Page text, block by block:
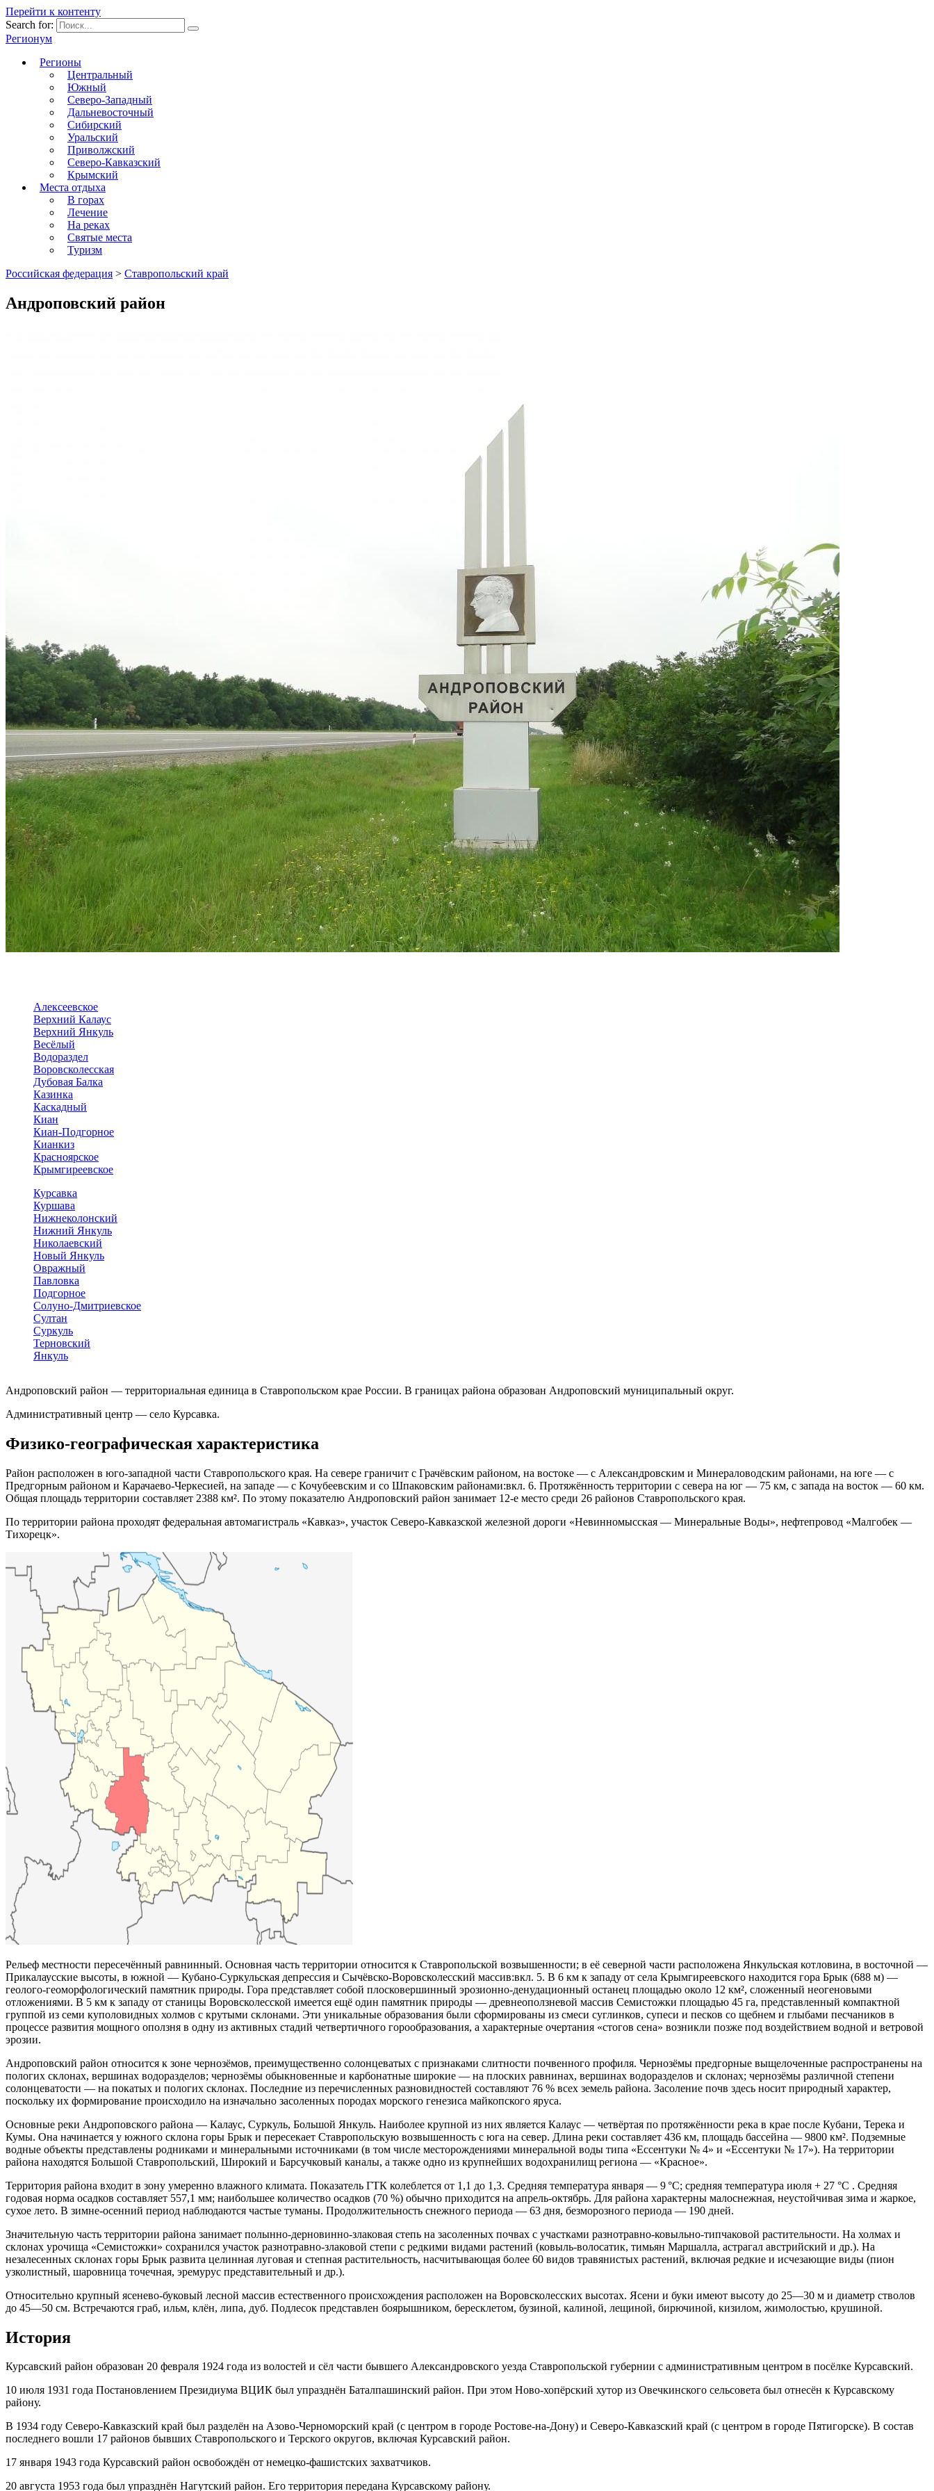
Перейти к контенту
Search for:
Регионум
Регионы
Центральный
Южный
Северо-Западный
Дальневосточный
Сибирский
Уральский
Приволжский
Северо-Кавказский
Крымский
Места отдыха
В горах
Лечение
На реках
Святые места
Туризм
Российская федерация > Ставропольский край
Андроповский район
Алексеевское
Верхний Калаус
Верхний Янкуль
Весёлый
Водораздел
Воровсколесская
Дубовая Балка
Казинка
Каскадный
Киан
Киан-Подгорное
Кианкиз
Красноярское
Крымгиреевское
Курсавка
Куршава
Нижнеколонский
Нижний Янкуль
Николаевский
Новый Янкуль
Овражный
Павловка
Подгорное
Солуно-Дмитриевское
Султан
Суркуль
Терновский
Янкуль
Андроповский район — территориальная единица в Ставропольском крае России. В границах района образован Андроповский муниципальный округ.
Административный центр — село Курсавка.
Физико-географическая характеристика
Район расположен в юго-западной части Ставропольского края. На севере граничит с Грачёвским районом, на востоке — с Александровским и Минераловодским районами, на юге — с
Предгорным районом и Карачаево-Черкесией, на западе — с Кочубеевским и со Шпаковским районами:вкл. 6. Протяжённость территории с севера на юг — 75 км, с запада на восток — 60 км.
Общая площадь территории составляет 2388 км². По этому показателю Андроповский район занимает 12-е место среди 26 районов Ставропольского края.
По территории района проходят федеральная автомагистраль «Кавказ», участок Северо-Кавказской железной дороги «Невинномысская — Минеральные Воды», нефтепровод «Малгобек —
Тихорецк».
Рельеф местности пересечённый равнинный. Основная часть территории относится к Ставропольской возвышенности; в её северной части расположена Янкульская котловина, в восточной —
Прикалаусские высоты, в южной — Кубано-Суркульская депрессия и Сычёвско-Воровсколесский массив:вкл. 5. В 6 км к западу от села Крымгиреевского находится гора Брык (688 м) —
геолого-геоморфологический памятник природы. Гора представляет собой плосковершинный эрозионно-денудационный останец площадью около 12 км², сложенный неогеновыми
отложениями. В 5 км к западу от станицы Воровсколесской имеется ещё один памятник природы — древнеоползневой массив Семистожки площадью 45 га, представленный компактной
группой из семи куполовидных холмов с крутыми склонами. Эти уникальные образования были сформированы из смеси суглинков, супеси и песков со щебнем и глыбами песчаников в
процессе развития мощного оползня в одну из активных стадий четвертичного горообразования, а характерные очертания «стогов сена» возникли позже под воздействием водной и ветровой
эрозии.
Андроповский район относится к зоне чернозёмов, преимущественно солонцеватых с признаками слитности почвенного профиля. Чернозёмы предгорные выщелоченные распространены на
пологих склонах, вершинах водоразделов; чернозёмы обыкновенные и карбонатные широкие — на плоских равнинах, вершинах водоразделов и склонах; чернозёмы различной степени
солонцеватости — на покатых и пологих склонах. Последние из перечисленных разновидностей составляют 76 % всех земель района. Засоление почв здесь носит природный характер,
поскольку их формирование происходило на изначально засоленных породах морского генезиса майкопского яруса.
Основные реки Андроповского района — Калаус, Суркуль, Большой Янкуль. Наиболее крупной из них является Калаус — четвёртая по протяжённости река в крае после Кубани, Терека и
Кумы. Она начинается у южного склона горы Брык и пересекает Ставропольскую возвышенность с юга на север. Длина реки составляет 436 км, площадь бассейна — 9800 км². Подземные
водные объекты представлены родниками и минеральными источниками (в том числе месторождениями минеральной воды типа «Ессентуки № 4» и «Ессентуки № 17»). На территории
района находятся Большой Ставропольский, Широкий и Барсучковый каналы, а также одно из крупнейших водохранилищ региона — «Красное».
Территория района входит в зону умеренно влажного климата. Показатель ГТК колеблется от 1,1 до 1,3. Средняя температура января — 9 °C; средняя температура июля + 27 °C . Средняя
годовая норма осадков составляет 557,1 мм; наибольшее количество осадков (70 %) обычно приходится на апрель-октябрь. Для района характерны малоснежная, неустойчивая зима и жаркое,
сухое лето. В зимне-осенний период наблюдаются частые туманы. Продолжительность снежного периода — 63 дня, безморозного периода — 190 дней.
Значительную часть территории района занимает полынно-дерновинно-злаковая степь на засоленных почвах с участками разнотравно-ковыльно-типчаковой растительности. На холмах и
склонах урочища «Семистожки» сохранился участок разнотравно-злаковой степи с редкими видами растений (ковыль-волосатик, тимьян Маршалла, астрагал австрийский и др.). На
незалесенных склонах горы Брык развита целинная луговая и степная растительность, насчитывающая более 60 видов травянистых растений, включая редкие и исчезающие виды (пион
узколистный, шаровница точечная, эремурус представительный и др.).
Относительно крупный ясенево-буковый лесной массив естественного происхождения расположен на Воровсколесских высотах. Ясени и буки имеют высоту до 25—30 м и диаметр стволов
до 45—50 см. Встречаются граб, ильм, клён, липа, дуб. Подлесок представлен боярышником, бересклетом, бузиной, калиной, лещиной, бирючиной, кизилом, жимолостью, крушиной.
История
Курсавский район образован 20 февраля 1924 года из волостей и сёл части бывшего Александровского уезда Ставропольской губернии с административным центром в посёлке Курсавский.
10 июля 1931 года Постановлением Президиума ВЦИК был упразднён Баталпашинский район. При этом Ново-хопёрский хутор из Овечкинского сельсовета был отнесён к Курсавскому
району.
В 1934 году Северо-Кавказский край был разделён на Азово-Черноморский край (с центром в городе Ростове-на-Дону) и Северо-Кавказский край (с центром в городе Пятигорске). В состав
последнего вошли 17 районов бывших Ставропольского и Терского округов, включая Курсавский район.
17 января 1943 года Курсавский район освобождён от немецко-фашистских захватчиков.
20 августа 1953 года был упразднён Нагутский район. Его территория передана Курсавскому району.